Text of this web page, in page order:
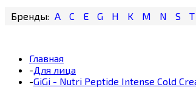
A C E G H K M N S T
Главная
-Для лица
-GiGi - Nutri Peptide Intense Cold